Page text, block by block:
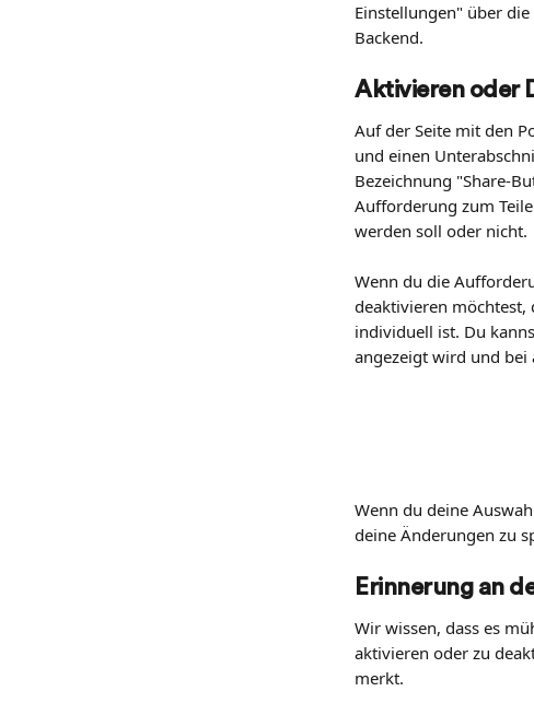
Einstellungen" über
Backend.
Aktivieren oder
Auf der Seite mit den
und einen
Bezeichnung "Share-
Aufforderung zum
werden soll oder nicht.
Wenn du die
deaktivieren möchtest,
individuell ist. Du
angezeigt wird und bei
Wenn du deine
deine Änderungen zu
Erinnerung an
Wir wissen, dass es
aktivieren oder zu
merkt.